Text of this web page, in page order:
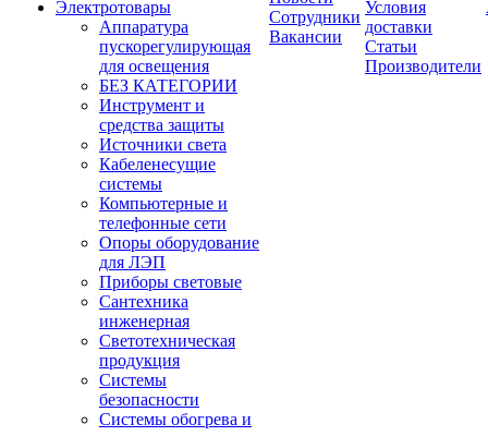
Электротовары
Аппаратура
пускорегулирующая
для освещения
БЕЗ КАТЕГОРИИ
Инструмент и
средства защиты
Источники света
Кабеленесущие
системы
Компьютерные и
телефонные сети
Опоры оборудование
для ЛЭП
Приборы световые
Сантехника
инженерная
Светотехническая
продукция
Системы
безопасности
Системы обогрева и
Сотрудники
Вакансии
Условия
доставки
Статьи
Производители